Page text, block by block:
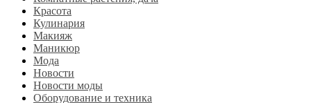
Красота
Кулинария
Макияж
Маникюр
Мода
Новости
Новости моды
Оборудование и техника